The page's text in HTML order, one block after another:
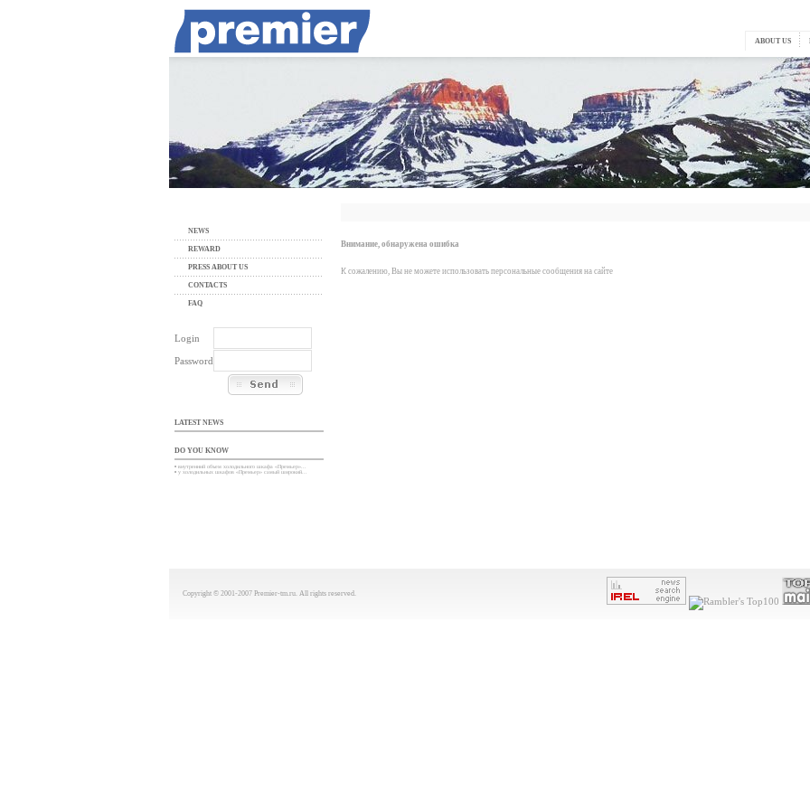
ABOUT US
NEWS
REWARD
PRESS ABOUT US
CONTACTS
FAQ
Login
Password
LATEST NEWS
DO YOU KNOW
• внутренний объем холодильного шкафа «Премьер»...
• у холодильных шкафов «Премьер» самый широкий...
Внимание, обнаружена ошибка
К сожалению, Вы не можете использовать персональные сообщения на сайте
Copyright © 2001-2007 Premier-tm.ru. All rights reserved.